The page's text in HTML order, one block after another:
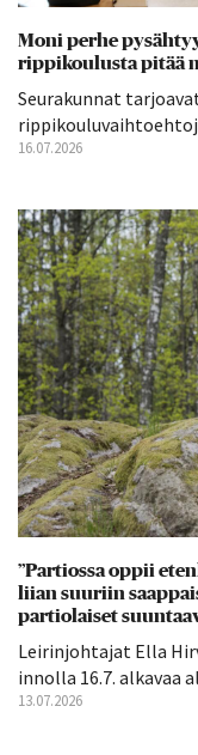
Moni perhe
rippikoulusta pitää
Seurakunnat
16.07.2026
”Partiossa oppii
liian suuriin
partiolaiset
Leirinjohtajat Ella
innolla 16.7. alkavaa
13.07.2026